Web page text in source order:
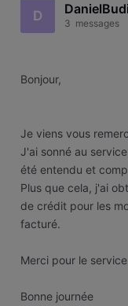
D 3 messages
Bonjour,
Je viens vous
J'ai sonné au
été entendu et
Plus que cela, j'ai
de crédit pour les
facturé.
Merci pour le
Bonne journée